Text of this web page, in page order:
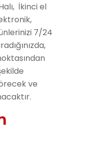
İkinci el
7/24
ve